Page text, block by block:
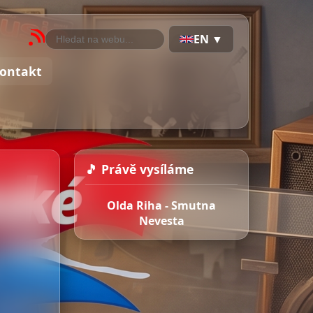
EN ▼
🎵 Právě vysíláme
Olda Riha - Smutna
Nevesta